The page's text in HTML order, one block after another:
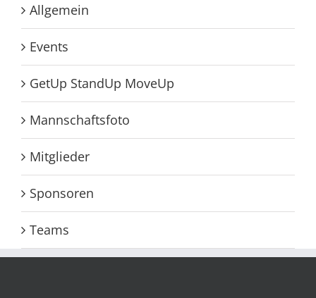
Allgemein
Events
GetUp StandUp MoveUp
Mannschaftsfoto
Mitglieder
Sponsoren
Teams